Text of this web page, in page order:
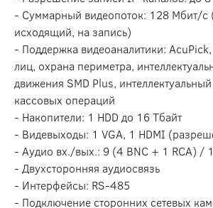
- Суммарный видеопоток: 128 Мбит/с
исходящий, на запись)
- Поддержка видеоаналитики:
лиц, охрана периметра,
движения SMD Plus,
кассовых операций
- Накопители: 1 HDD до 16 Тбайт
- Видевыходы: 1 VGA, 1 HDMI
- Аудио вх./вых.: 9 (4 BNC + 1 RCA) /
- Двухсторонняя аудиосвязь
- Интерфейсы: RS-485
- Подключение сторонних сетевых